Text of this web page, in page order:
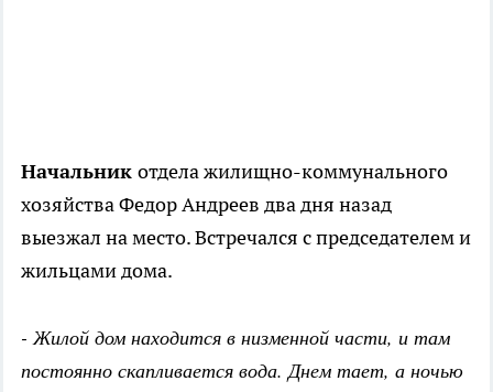
Начальник отдела жилищно-коммунального
хозяйства Федор Андреев два дня назад
выезжал на место. Встречался с председателем и
жильцами дома.
- Жилой дом находится в низменной части, и там
постоянно скапливается вода. Днем тает, а ночью